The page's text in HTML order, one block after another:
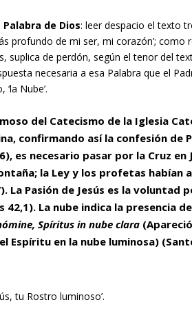
de Dios: leer despacio el texto
profundo de mi ser, mi corazón’;
suplica de perdón, según el tenor del
necesaria a esa Palabra que el
Nube’.
del Catecismo de la Iglesia
confirmando así la confesión de
es necesario pasar por la Cruz en
la Ley y los profetas habían
La Pasión de Jesús es la voluntad
La nube indica la presencia
Spíritus in nube clara
Espíritu en la nube luminosa)
tu Rostro luminoso’.